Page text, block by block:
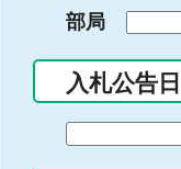
部局
入札公告日